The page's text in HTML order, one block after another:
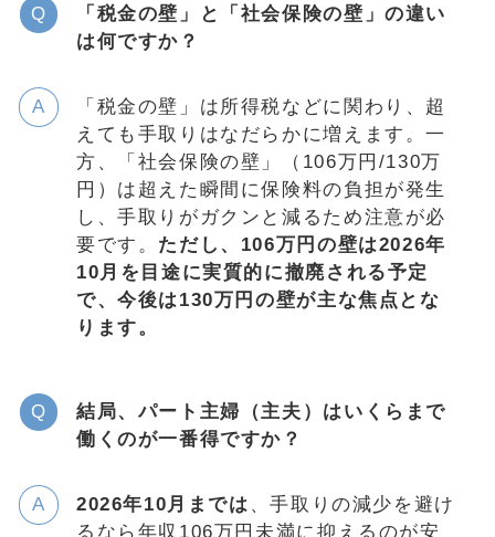
「税金の壁」と「社会保険の壁」の違い
は何ですか？
「税金の壁」は所得税などに関わり、超
えても手取りはなだらかに増えます。一
方、「社会保険の壁」（106万円/130万
円）は超えた瞬間に保険料の負担が発生
し、手取りがガクンと減るため注意が必
要です。 ただし、106万円の壁は2026年
10月を目途に実質的に撤廃される予定
で、今後は130万円の壁が主な焦点とな
ります。
結局、パート主婦（主夫）はいくらまで
働くのが一番得ですか？
2026年10月までは 、手取りの減少を避け
るなら年収106万円未満に抑えるのが安